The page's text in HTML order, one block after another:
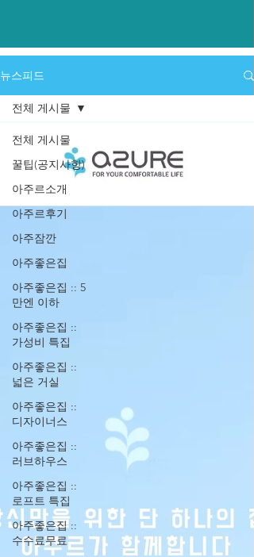
​뉴스피드
전체 게시물
꿀팁(공지사항)
아주르소개
아주르후기
아주잠깐
아주좋은집
아주좋은집 :: 5
만엔 이하
아주좋은집 ::
가성비 특집
아주좋은집 ::
넓은 거실
아주좋은집 ::
디자이너스
아주좋은집 ::
러브하우스
아주좋은집 ::
로프트 특집
아주좋은집 ::
수수료무료
전체 게시물